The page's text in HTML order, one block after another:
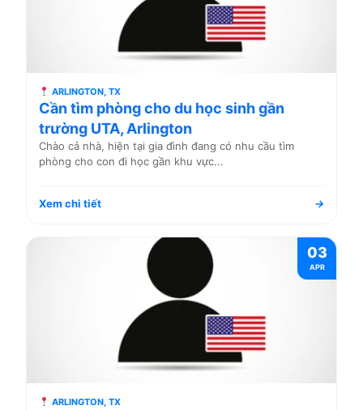
ARLINGTON, TX
Cần tìm phòng cho du học sinh gần
trường UTA, Arlington
Chào cả nhà, hiện tại gia đình đang có nhu cầu tìm
phòng cho con đi học gần khu vực...
Xem chi tiết →
03
APR
ARLINGTON, TX